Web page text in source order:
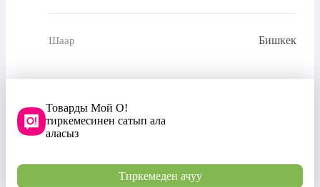
Шаар Бишкек
Товарды Мой О!
тиркемесинен сатып ала
аласыз
Тиркемеден ачуу